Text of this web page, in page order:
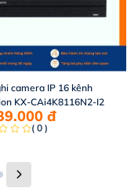
camera IP 16 kênh
KX-CAi4K8116N2-I2
đ
( 0 )